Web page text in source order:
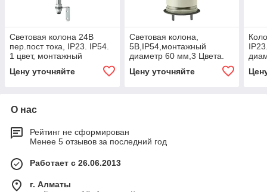
Световая колона 24В
пер.пост тока, IP23. IP54.
1 цвет, монтажный
Цену уточняйте
Световая колона,
5В,IP54,монтажный
диаметр 60 мм,3 Цвета.
Цену уточняйте
О нас
Рейтинг не сформирован
Менее 5 отзывов за последний год
Работает с 26.06.2013
г. Алматы